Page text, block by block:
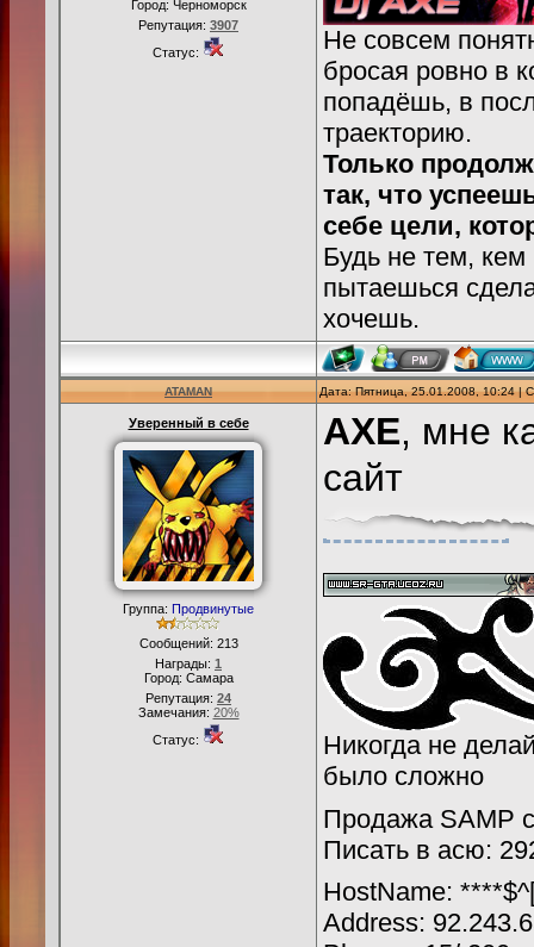
Город: Черноморск
Репутация: 3907
Статус:
Не совсем
бросая ровно в
попадёшь, в
траекторию.
Только
так, что
себе цели,
Будь не тем, кем
пытаешься
хочешь.
ATAMAN Дата: Пятница, 25.01.2008, 10:24 |
Уверенный в себе
Группа: Продвинутые
Сообщений: 213
Награды: 1
Город: Самара
Репутация: 24
Замечания: 20%
Статус:
AXE, мне
сайт
Никогда не
было сложно
Продажа SAMP
Писать в асю:
HostName:
Address: